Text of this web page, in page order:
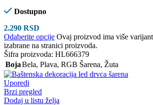
Dostupno
2.290 RSD
Odaberite opcije Ovaj proizvod ima više
izabrane na stranici proizvoda.
Šifra proizvoda: HL666379
BojaBela, Plava, RGB Šarena, Žuta
Uporedi
Brzi pregled
Dodaj u listu želja